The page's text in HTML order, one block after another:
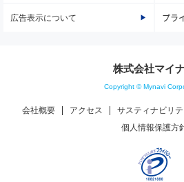
広告表示について プラ
株式会社マイ
Copyright © Mynavi
会社概要 アクセス サスティナビリテ
個人情報保護方